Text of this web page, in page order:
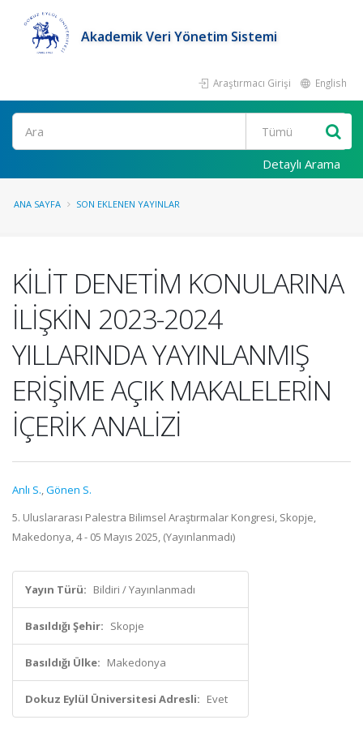
Akademik Veri Yönetim Sistemi
Araştırmacı Girişi English
Ara
Detaylı Arama
ANA SAYFA SON EKLENEN YAYINLAR
KİLİT DENETİM KONULARINA
İLİŞKİN 2023-2024
YILLARINDA YAYINLANMIŞ
ERİŞİME AÇIK MAKALELERİN
İÇERİK ANALİZİ
Anlı S.,Gönen S.
5. Uluslararası Palestra Bilimsel Araştırmalar Kongresi, Skopje,
Makedonya, 4 - 05 Mayıs 2025, (Yayınlanmadı)
Yayın Türü: Bildiri / Yayınlanmadı
Basıldığı Şehir: Skopje
Basıldığı Ülke: Makedonya
Dokuz Eylül Üniversitesi Adresli: Evet